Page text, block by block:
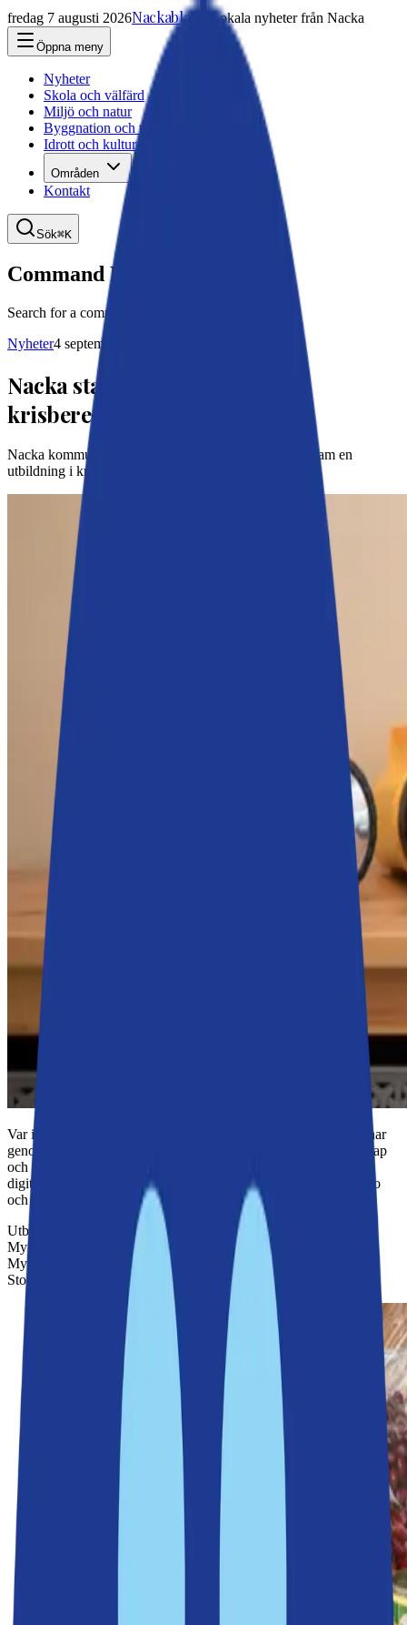
fredag 7 augusti 2026Nackabladet Lokala nyheter från Nacka
Öppna meny
Nyheter
Skola och välfärd
Miljö och natur
Byggnation och trafik
Idrott och kultur
Områden
Kontakt
Sök⌘K
Command Palette
Search for a command to run...
Nyheter4 september 2024, 12:23
Nacka startar utbildning i
krisberedskap
Nacka kommun har genom sina framtidsfonder tagit fram en
utbildning i krisberedskap och civilt försvar.
Var inte rädd – var beredd som man kan säga. Nacka kommun har
genom sina
tagit fram en utbildning i krisberedskap
och civilt försvar för alla Nackabor över 18 år. Utbildningen är
digital, frivillig och helt unik i sitt slag. Den heter Medveten, redo
och trygg.
Utbildningen har tagits fram av Nacka tillsammans med
Myndigheten för samhällsskydd och beredskap (MSB),
Myndigheten för psykologiskt försvar (MPF), Länsstyrelsen
Stockholm, Civilförsvarsförbundet och Svenska Röda Korset.